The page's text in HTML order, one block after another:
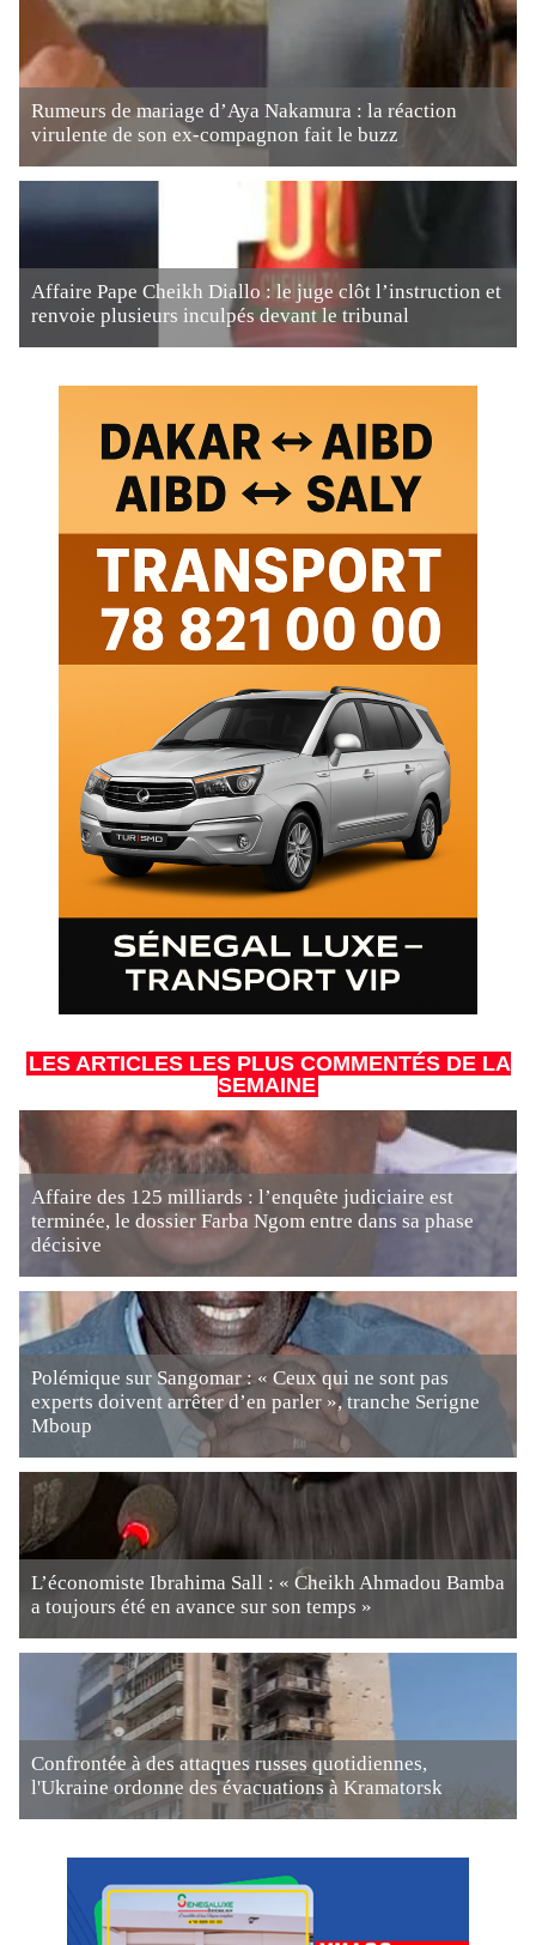
Rumeurs de mariage d’Aya Nakamura : la réaction
virulente de son ex-compagnon fait le buzz
Affaire Pape Cheikh Diallo : le juge clôt l’instruction et
renvoie plusieurs inculpés devant le tribunal
LES ARTICLES LES PLUS COMMENTÉS DE LA
SEMAINE
Affaire des 125 milliards : l’enquête judiciaire est
terminée, le dossier Farba Ngom entre dans sa phase
décisive
Polémique sur Sangomar : « Ceux qui ne sont pas
experts doivent arrêter d’en parler », tranche Serigne
Mboup
L’économiste Ibrahima Sall : « Cheikh Ahmadou Bamba
a toujours été en avance sur son temps »
Confrontée à des attaques russes quotidiennes,
l'Ukraine ordonne des évacuations à Kramatorsk